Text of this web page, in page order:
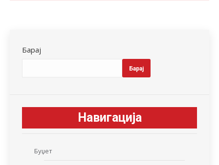
Барај
Барај
Навигација
Буџет